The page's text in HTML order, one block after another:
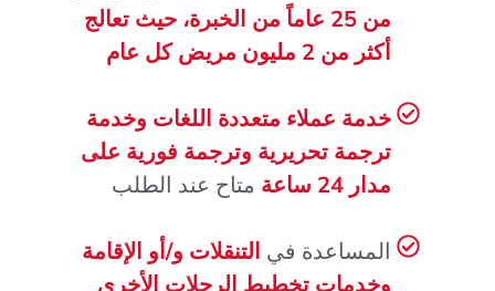
من 25 عاماً من الخبرة، حيث تعالج
أكثر من 2 مليون مريض كل عام
خدمة عملاء متعددة اللغات وخدمة
ترجمة تحريرية وترجمة فورية على
مدار 24 ساعة
متاح عند الطلب
المساعدة في التنقلات و/أو الإقامة
وخدمات تخطيط الرحلات الأخرى